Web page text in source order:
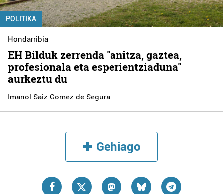
POLITIKA
Hondarribia
EH Bilduk zerrenda "anitza, gaztea,
profesionala eta esperientziaduna"
aurkeztu du
Imanol Saiz Gomez de Segura
Gehiago